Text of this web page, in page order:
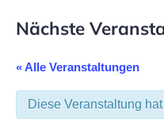
Nächste
« Alle Veranstaltungen
Diese Veranstaltung